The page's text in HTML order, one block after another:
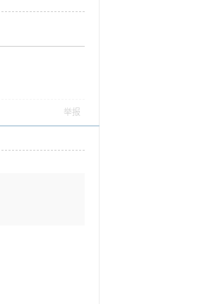
举报